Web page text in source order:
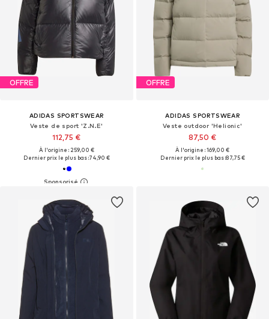
OFFRE
ADIDAS SPORTSWEAR
Veste de sport 'Z.N.E'
112,75 €
À l'origine : 259,00 €
Dernier prix le plus bas :74,90 €
OFFRE
ADIDAS SPORTSWEAR
Veste outdoor 'Helionic'
87,50 €
À l'origine : 169,00 €
Dernier prix le plus bas :87,75 €